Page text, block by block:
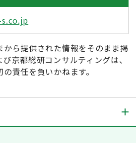
ら提供された情報をそのまま掲
京都総研コンサルティングは、
責任を負いかねます。